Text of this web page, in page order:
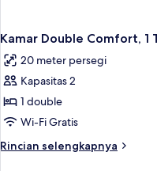
Kamar Double Comfort, 1
20 meter persegi
Kapasitas 2
1 double
Wi-Fi Gratis
Rincian selengkapnya
Rincian